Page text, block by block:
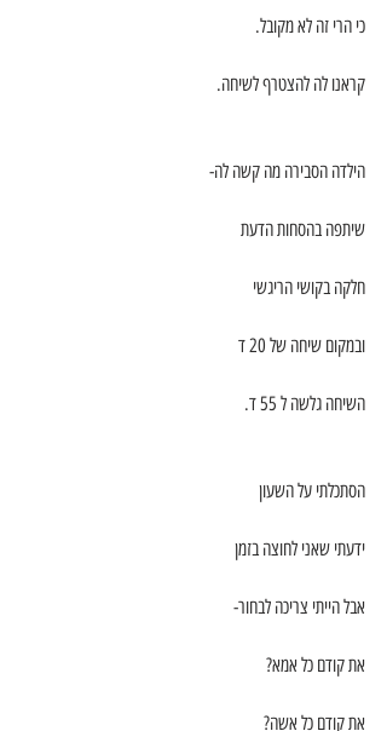
כי הרי זה לא מקובל.
קראנו לה להצטרף לשיחה.
הילדה הסבירה מה קשה לה-
שיתפה בהסחות הדעת
חלקה בקושי הריגשי
ובמקום שיחה של 20 ד
השיחה גלשה ל 55 ד.
הסתכלתי על השעון
ידעתי שאני לחוצה בזמן
אבל הייתי צריכה לבחור-
את קודם כל אמא?
את קודם כל אשה?